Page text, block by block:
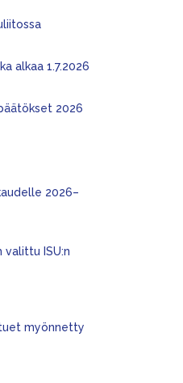
alkaa 1.7.2026
2026
2026–
valittu ISU:n
myönnetty